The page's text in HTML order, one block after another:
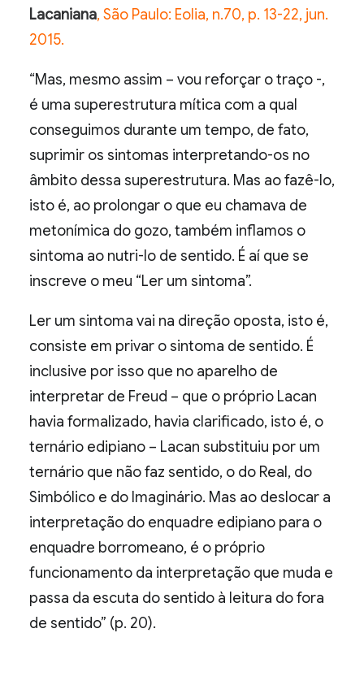
Lacaniana, São Paulo: Eolia, n.70, p. 13-22, jun.
2015.
“Mas, mesmo assim – vou reforçar o traço -,
é uma superestrutura mítica com a qual
conseguimos durante um tempo, de fato,
suprimir os sintomas interpretando-os no
âmbito dessa superestrutura. Mas ao fazê-lo,
isto é, ao prolongar o que eu chamava de
metonímica do gozo, também inflamos o
sintoma ao nutri-lo de sentido. É aí que se
inscreve o meu “Ler um sintoma”.
Ler um sintoma vai na direção oposta, isto é,
consiste em privar o sintoma de sentido. É
inclusive por isso que no aparelho de
interpretar de Freud – que o próprio Lacan
havia formalizado, havia clarificado, isto é, o
ternário edipiano – Lacan substituiu por um
ternário que não faz sentido, o do Real, do
Simbólico e do Imaginário. Mas ao deslocar a
interpretação do enquadre edipiano para o
enquadre borromeano, é o próprio
funcionamento da interpretação que muda e
passa da escuta do sentido à leitura do fora
de sentido” (p. 20).